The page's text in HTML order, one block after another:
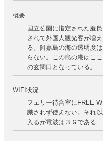
概要
国立公園に指定された慶
されて外国人観光客が増
る。阿嘉島の海の透明度
らない。この島の港はこ
の玄関口となっている。
WIFI状況
フェリー待合室にFREE
識されず使えない。それ
入るが電波は３Ｇである